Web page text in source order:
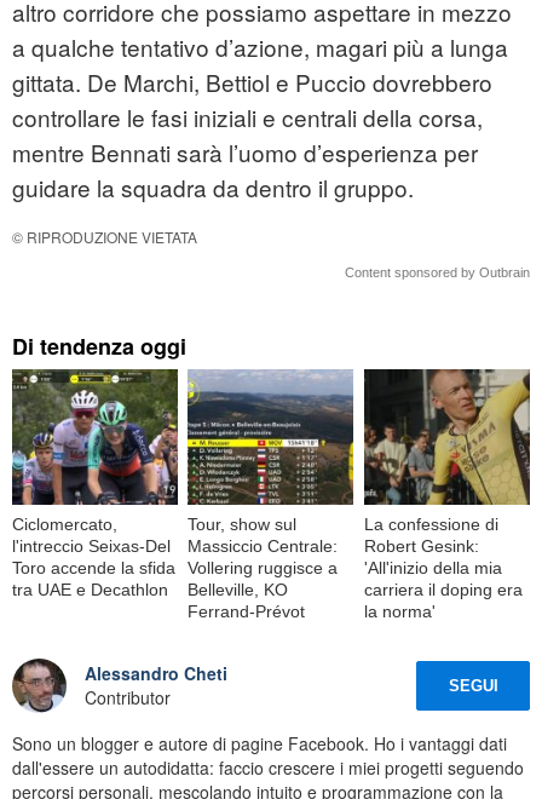
altro corridore che possiamo aspettare in mezzo
a qualche tentativo d’azione, magari più a lunga
gittata. De Marchi, Bettiol e Puccio dovrebbero
controllare le fasi iniziali e centrali della corsa,
mentre Bennati sarà l’uomo d’esperienza per
guidare la squadra da dentro il gruppo.
© RIPRODUZIONE VIETATA
Content sponsored by Outbrain
Di tendenza oggi
Ciclomercato,
l'intreccio Seixas-Del
Toro accende la sfida
tra UAE e Decathlon
Tour, show sul
Massiccio Centrale:
Vollering ruggisce a
Belleville, KO
Ferrand-Prévot
La confessione di
Robert Gesink:
'All'inizio della mia
carriera il doping era
la norma'
Alessandro Cheti
Contributor
SEGUI
Sono un blogger e autore di pagine Facebook. Ho i vantaggi dati
dall'essere un autodidatta: faccio crescere i miei progetti seguendo
percorsi personali, mescolando intuito e programmazione con la